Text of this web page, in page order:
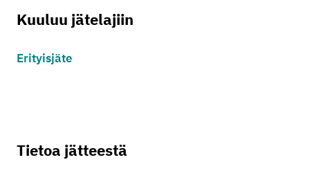
Kuuluu jätelajiin
Erityisjäte
Tietoa jätteestä